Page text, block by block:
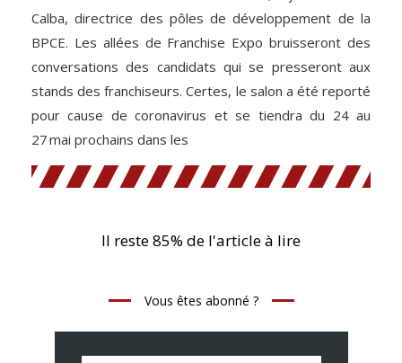
Calba, directrice des pôles de développement de la
BPCE. Les allées de Franchise Expo bruisseront des
conversations des candidats qui se presseront aux
stands des franchiseurs. Certes, le salon a été reporté
pour cause de coronavirus et se tiendra du 24 au
27 mai prochains dans les
Il reste 85% de l'article à lire
Vous êtes abonné ?